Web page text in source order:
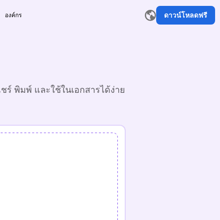
องค์กร ดาวน์โหลดฟรี
ร์ พิมพ์ และใช้ในเอกสารได้ง่าย